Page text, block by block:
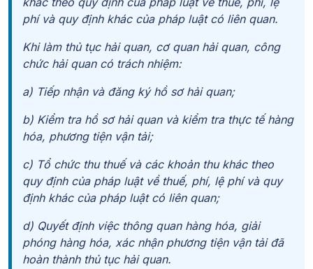
phí và quy định khác của pháp luật có liên quan.
Khi làm thủ tục hải quan, cơ quan hải quan, công
chức hải quan có trách nhiệm:
a) Tiếp nhận và đăng ký hồ sơ hải quan;
b) Kiểm tra hồ sơ hải quan và kiểm tra thực tế hàng
hóa, phương tiện vận tải;
c) Tổ chức thu thuế và các khoản thu khác theo
quy định của pháp luật về thuế, phí, lệ phí và quy
định khác của pháp luật có liên quan;
d) Quyết định việc thông quan hàng hóa, giải
phóng hàng hóa, xác nhận phương tiện vận tải đã
hoàn thành thủ tục hải quan.